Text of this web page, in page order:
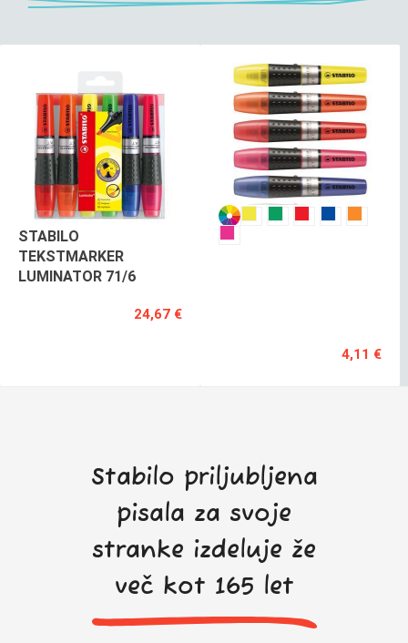
STABILO
TEKSTMARKER
LUMINATOR 71/6
24,67 €
STABILO
4,11 €
Stabilo priljubljena
pisala za svoje
stranke izdeluje že
več kot 165 let